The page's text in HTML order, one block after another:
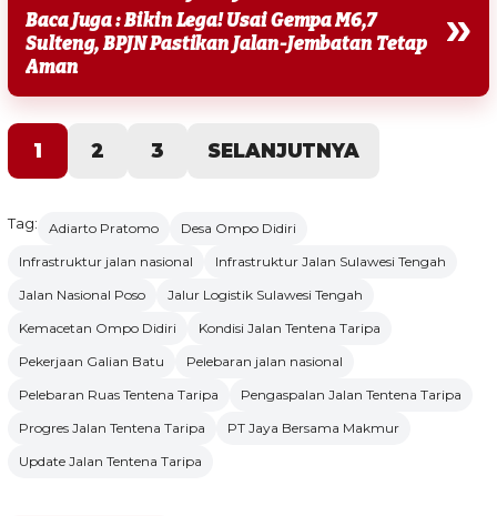
Baca Juga : Bikin Lega! Usai Gempa M6,7
Sulteng, BPJN Pastikan Jalan-Jembatan Tetap
Aman
»
1 2 3 SELANJUTNYA
Tag: Adiarto Pratomo
Desa Ompo Didiri
Infrastruktur jalan nasional
Infrastruktur Jalan Sulawesi Tengah
Jalan Nasional Poso
Jalur Logistik Sulawesi Tengah
Kemacetan Ompo Didiri
Kondisi Jalan Tentena Taripa
Pekerjaan Galian Batu
Pelebaran jalan nasional
Pelebaran Ruas Tentena Taripa
Pengaspalan Jalan Tentena Taripa
Progres Jalan Tentena Taripa
PT Jaya Bersama Makmur
Update Jalan Tentena Taripa